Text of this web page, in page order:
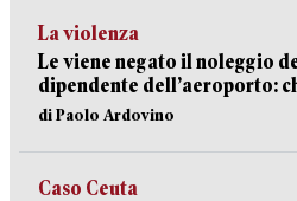
La violenza
Le viene negato il noleggio
dipendente dell’aeroporto:
di Paolo Ardovino
Caso Ceuta